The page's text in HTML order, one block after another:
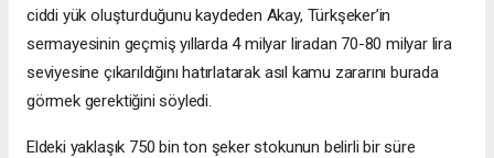
ciddi yük oluşturduğunu kaydeden Akay, Türkşeker’in
sermayesinin geçmiş yıllarda 4 milyar liradan 70-80 milyar lira
seviyesine çıkarıldığını hatırlatarak asıl kamu zararını burada
görmek gerektiğini söyledi.
Eldeki yaklaşık 750 bin ton şeker stokunun belirli bir süre